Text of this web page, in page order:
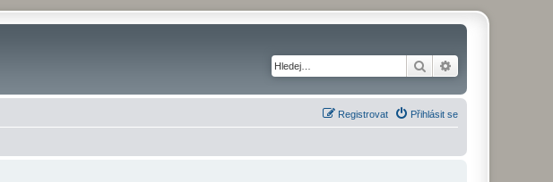
Hledat
Přihlásit se
Registrovat